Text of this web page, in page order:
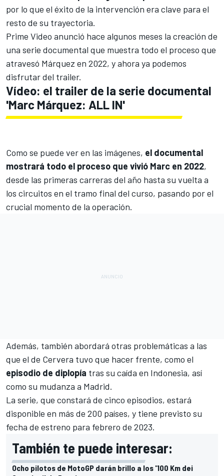
por lo que el éxito de la intervención era clave para el
resto de su trayectoria.
Prime Video anunció hace algunos meses la creación de
una serie documental que muestra todo el proceso que
atravesó Márquez en 2022, y ahora ya podemos
disfrutar del trailer.
Vídeo: el trailer de la serie documental
'Marc Márquez: ALL IN'
Como se puede ver en las imágenes, el documental
mostrará todo el proceso que vivió Marc en 2022,
desde las primeras carreras del año hasta su vuelta a
los circuitos en el tramo final del curso, pasando por el
crucial momento de la operación.
Además, también abordará otras problemáticas a las
que el de Cervera tuvo que hacer frente, como el
episodio de diplopía tras su caída en Indonesia, así
como su mudanza a Madrid.
La serie, que constará de cinco episodios, estará
disponible en más de 200 países, y tiene previsto su
fecha de estreno para febrero de 2023.
También te puede interesar:
Ocho pilotos de MotoGP darán brillo a los '100 Km dei